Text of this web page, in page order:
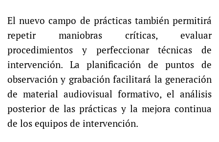
El nuevo campo de prácticas también permitirá
repetir maniobras críticas, evaluar
procedimientos y perfeccionar técnicas de
intervención. La planificación de puntos de
observación y grabación facilitará la generación
de material audiovisual formativo, el análisis
posterior de las prácticas y la mejora continua
de los equipos de intervención.